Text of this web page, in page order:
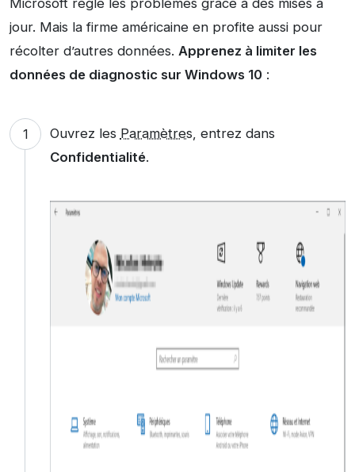
jour. Mais la firme américaine en profite aussi pour
récolter d’autres données. Apprenez à limiter les
données de diagnostic sur Windows 10 :
Ouvrez les Paramètres, entrez dans
Confidentialité.